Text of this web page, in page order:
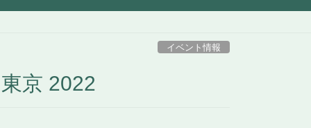
イベント情報
京 2022